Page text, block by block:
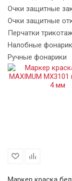
Очки защитные
Очки защитные
Перчатки
Налобные
Ручные фонарики